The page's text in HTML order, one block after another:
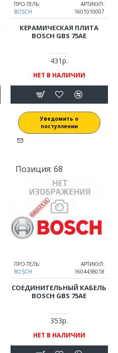
ПРО-ТЕЛЬ:
BOSCH
АРТИКУЛ:
1601010007
КЕРАМИЧЕСКАЯ ПЛИТА
BOSCH GBS 75AE
431р.
НЕТ В НАЛИЧИИ
Уведомить о
поступлении
Позиция: 68
ПРО-ТЕЛЬ:
BOSCH
АРТИКУЛ:
1604438018
СОЕДИНИТЕЛЬНЫЙ КАБЕЛЬ
BOSCH GBS 75AE
353р.
НЕТ В НАЛИЧИИ